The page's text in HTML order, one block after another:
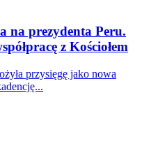
na prezydenta Peru.
z Kościołem
przysięgę jako nowa